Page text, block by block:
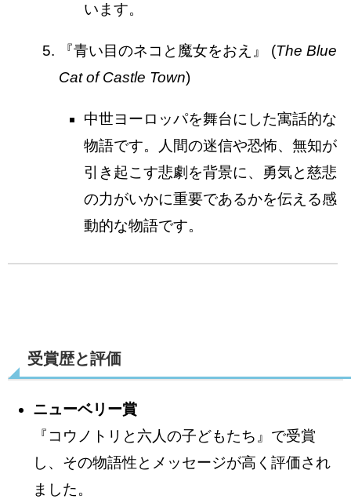
います。
『青い目のネコと魔女をおえ』 (The Blue
Cat of Castle Town)
中世ヨーロッパを舞台にした寓話的な
物語です。人間の迷信や恐怖、無知が
引き起こす悲劇を背景に、勇気と慈悲
の力がいかに重要であるかを伝える感
動的な物語です。
受賞歴と評価
ニューベリー賞
『コウノトリと六人の子どもたち』で受賞
し、その物語性とメッセージが高く評価され
ました。